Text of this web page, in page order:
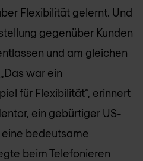
Flexibilität gelernt. Und
gegenüber Kunden
und am gleichen
war ein
für Flexibilität“, erinnert
ein gebürtiger US-
bedeutsame
beim Telefonieren